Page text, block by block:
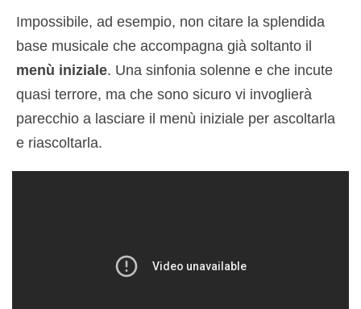
Impossibile, ad esempio, non citare la splendida
base musicale che accompagna già soltanto il
menù iniziale. Una sinfonia solenne e che incute
quasi terrore, ma che sono sicuro vi invoglierà
parecchio a lasciare il menù iniziale per ascoltarla
e riascoltarla.